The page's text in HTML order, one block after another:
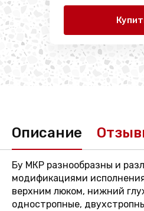
Описание
Бу МКР разнообразны и
модификациями
верхним люком, нижний
одностропные,